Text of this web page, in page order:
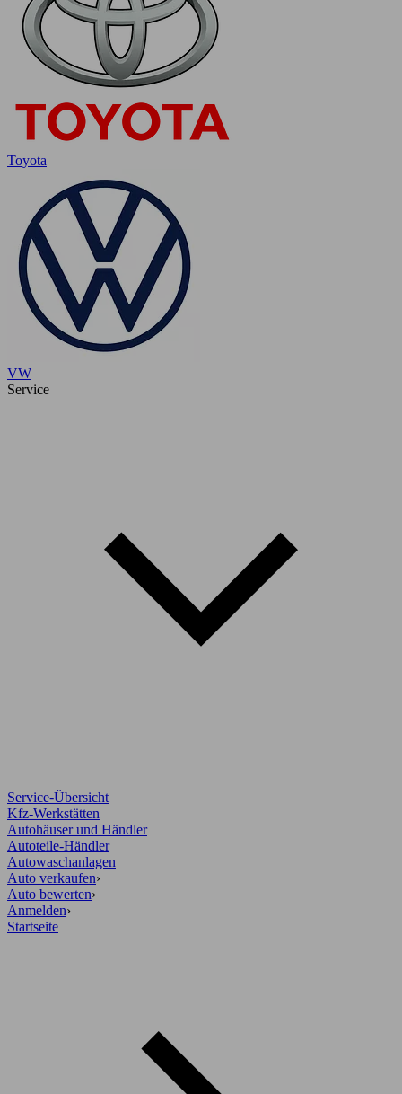
Toyota
VW
Service
Service-Übersicht
Kfz-Werkstätten
Autohäuser und Händler
Autoteile-Händler
Autowaschanlagen
Auto verkaufen›
Auto bewerten›
Anmelden›
Startseite